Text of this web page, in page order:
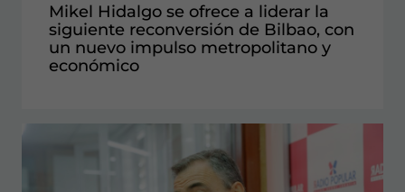
Mikel Hidalgo se ofrece a liderar la
siguiente reconversión de Bilbao, con
un nuevo impulso metropolitano y
económico